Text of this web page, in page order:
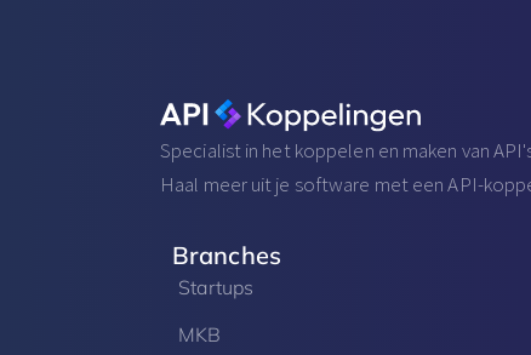
Specialist in het koppelen en maken van
Haal meer uit je software met een API-
Branches
Startups
MKB